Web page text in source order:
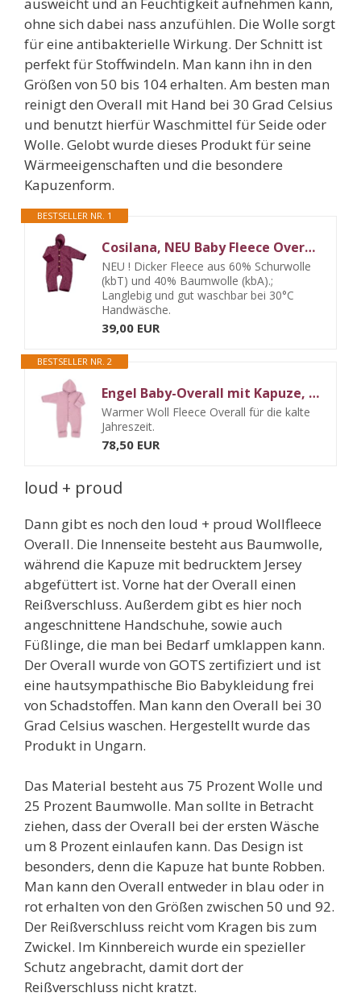
ohne sich dabei nass anzufühlen. Die Wolle sorgt
für eine antibakterielle Wirkung. Der Schnitt ist
perfekt für Stoffwindeln. Man kann ihn in den
Größen von 50 bis 104 erhalten. Am besten man
reinigt den Overall mit Hand bei 30 Grad Celsius
und benutzt hierfür Waschmittel für Seide oder
Wolle. Gelobt wurde dieses Produkt für seine
Wärmeeigenschaften und die besondere
Kapuzenform.
BESTSELLER NR. 1
Cosilana, NEU Baby Fleece Overall mit Umschlag, 60% Schurwolle (kbT), 40% Baumwolle (KBA) (74/80, Weinrot meliert)
NEU ! Dicker Fleece aus 60% Schurwolle
(kbT) und 40% Baumwolle (kbA).;
Langlebig und gut waschbar bei 30°C
Handwäsche.
39,00 EUR
BESTSELLER NR. 2
Engel Baby-Overall mit Kapuze, Holzknöpfen und Umschlag
Warmer Woll Fleece Overall für die kalte
Jahreszeit.
78,50 EUR
loud + proud
Dann gibt es noch den loud + proud Wollfleece
Overall. Die Innenseite besteht aus Baumwolle,
während die Kapuze mit bedrucktem Jersey
abgefüttert ist. Vorne hat der Overall einen
Reißverschluss. Außerdem gibt es hier noch
angeschnittene Handschuhe, sowie auch
Füßlinge, die man bei Bedarf umklappen kann.
Der Overall wurde von GOTS zertifiziert und ist
eine hautsympathische Bio Babykleidung frei
von Schadstoffen. Man kann den Overall bei 30
Grad Celsius waschen. Hergestellt wurde das
Produkt in Ungarn.
Das Material besteht aus 75 Prozent Wolle und
25 Prozent Baumwolle. Man sollte in Betracht
ziehen, dass der Overall bei der ersten Wäsche
um 8 Prozent einlaufen kann. Das Design ist
besonders, denn die Kapuze hat bunte Robben.
Man kann den Overall entweder in blau oder in
rot erhalten von den Größen zwischen 50 und 92.
Der Reißverschluss reicht vom Kragen bis zum
Zwickel. Im Kinnbereich wurde ein spezieller
Schutz angebracht, damit dort der
Reißverschluss nicht kratzt.